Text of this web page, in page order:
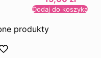
Dodaj do koszyka
produkty